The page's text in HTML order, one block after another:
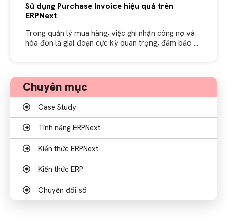
Sử dụng Purchase Invoice hiệu quả trên
ERPNext
Trong quản lý mua hàng, việc ghi nhận công nợ và
hóa đơn là giai đoạn cực kỳ quan trọng, đảm bảo kế
Chuyên mục
Case Study
Tính năng ERPNext
Kiến thức ERPNext
Kiến thức ERP
Chuyển đổi số